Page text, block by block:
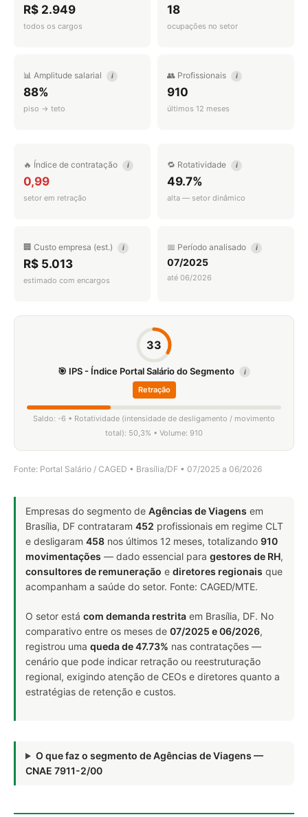
R$ 2.949
todos os cargos
18
ocupações no setor
📊 Amplitude salarial i
88%
piso → teto
👥 Profissionais i
910
últimos 12 meses
🔥 Índice de contratação i
0,99
setor em retração
🔁 Rotatividade i
49.7%
alta — setor dinâmico
🏢 Custo empresa (est.) i
R$ 5.013
estimado com encargos
📅 Período analisado i
07/2025
até 06/2026
33
🎯 IPS - Índice Portal Salário do Segmento i
Retração
Saldo: -6 • Rotatividade (intensidade de desligamento / movimento
total): 50,3% • Volume: 910
Fonte: Portal Salário / CAGED • Brasília/DF • 07/2025 a 06/2026
Empresas do segmento de Agências de Viagens em
Brasília, DF contrataram 452 profissionais em regime CLT
e desligaram 458 nos últimos 12 meses, totalizando 910
movimentações — dado essencial para gestores de RH,
consultores de remuneração e diretores regionais que
acompanham a saúde do setor. Fonte: CAGED/MTE.
O setor está com demanda restrita em Brasília, DF. No
comparativo entre os meses de 07/2025 e 06/2026,
registrou uma queda de 47.73% nas contratações —
cenário que pode indicar retração ou reestruturação
regional, exigindo atenção de CEOs e diretores quanto a
estratégias de retenção e custos.
O que faz o segmento de Agências de Viagens —
CNAE 7911-2/00